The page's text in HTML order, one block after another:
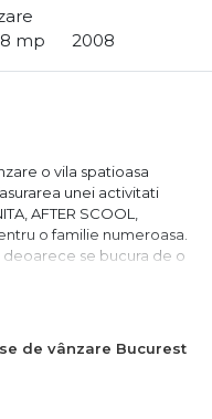
mp 2008
de vânzare Bucuresti
o vila spatioasa
unei activitati
AFTER SCOOL,
o familie numeroasa.
se bucura de o
si de o